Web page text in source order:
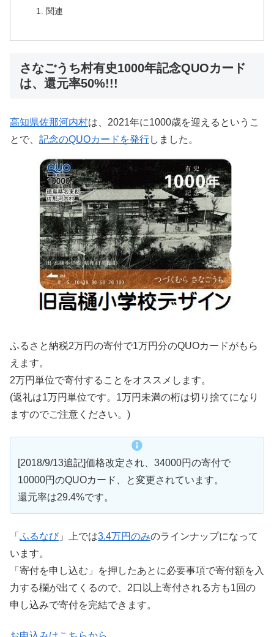
関連
さなごうち村有史1000年記念QUOカード
は、還元率50%!!!
高知県佐那河内村は、2021年に1000歳を迎えるというこ
とで、 記念のQUOカードを発行しました。
ふるさと納税2万円の寄付で1万円分のQUOカードがもら
えます。
2万円単位で寄付することをオススメします。
(返礼は1万円単位です。1万円未満の桁は切り捨てになり
ますのでご注意ください。)
[2018/9/13追記]価格改定され、34000円の寄付で
10000円のQUOカード、と変更されています。
還元率は29.4%です。
「 ふるなび」上では3.4万円のみのラインナップになって
います。
「寄付を申し込む」を押したあとに必要事項で寄付額を入
力する欄が出てくるので、2口以上寄付される方も1回の
申し込みで寄付を完結できます。